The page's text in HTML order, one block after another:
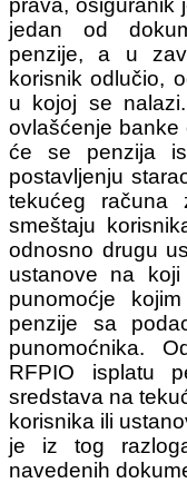
jedan od
penzije, a u
korisnik odlučio,
u kojoj se
ovlašćenje banke
će se penzija
postavljenju
tekućeg računa
smeštaju
odnosno drugu
ustanove na
punomoćje
penzije sa
punomoćnika.
RFPIO isplatu
sredstava na
korisnika ili
je iz tog
navedenih